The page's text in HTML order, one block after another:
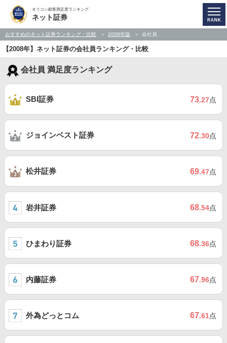
オリコン顧客満足度ランキング
ネット証券
おすすめのネット証券ランキング・比較 2008年版 会社員
【2008年】ネット証券の会社員ランキング・比較
会社員 満足度ランキング
SBI証券 73.27点
ジョインベスト証券 72.30点
松井証券 69.47点
岩井証券 68.54点
ひまわり証券 68.36点
内藤証券 67.96点
外為どっとコム 67.61点